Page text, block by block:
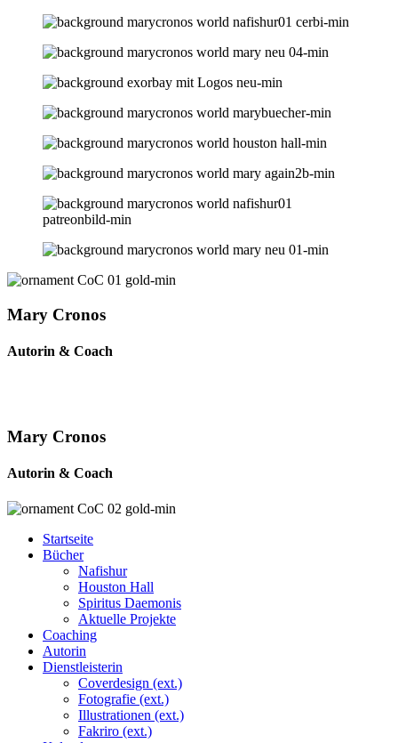
Mary Cronos
Autorin & Coach
Mary Cronos
Autorin & Coach
Startseite
Bücher
Nafishur
Houston Hall
Spiritus Daemonis
Aktuelle Projekte
Coaching
Autorin
Dienstleisterin
Coverdesign (ext.)
Fotografie (ext.)
Illustrationen (ext.)
Fakriro (ext.)